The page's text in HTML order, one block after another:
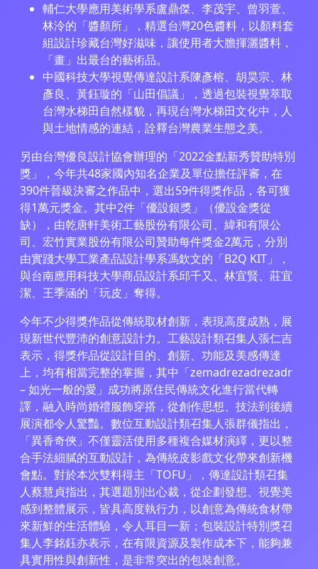
輔仁大學應用美術學系盧鼎傑、李茂宇、曾羽萱、
林泠的「醬顏所」，精選台灣20色醬料，以顏料套
組設計珍藏台灣好滋味，讓使用者大膽揮灑醬料，
「畫」出最台的藝術品。
中國科技大學視覺傳達設計系陳彥榕、胡昊宗、林
彥良、黃鈺璇的「山田倡議」，透過包裝視覺萃取
台灣水梯田自然樣貌，再現台灣水梯田文化中，人
與土地情感的連結，詮釋台灣農業生態之美。
另由台灣優良設計協會辦理的「2022金點新秀贊助特別
獎」，今年共48家國內知名企業及單位擔任評審，在
390件晉級決審之作品中，選出59件得獎作品，各可獲
得1萬元獎金。其中2件「優設銀獎」（優設金獎從
缺），由乾唐軒美術工藝股份有限公司、緯和有限公
司、宏竹實業股份有限公司贊助每件獎金2萬元，分別
由實踐大學工業產品設計學系馮欽文的「B2Q KIT」，
與台南應用科技大學商品設計系邱千又、林宜賢、莊宜
潔、王季涵的「玩皮」奪得。
今年不少得獎作品從傳統取材創新，表現高度成熟，展
現新世代豐沛的創意設計力。工藝設計類召集人張仁吉
表示，得獎作品從設計目的、創新、功能及美感傳達
上，均有相當完整的掌握，其中「zemadrezadrezadr
– 如光一般的愛」成功將原住民傳統文化進行當代轉
譯，融入時尚婚禮服飾穿搭，從創作思想、技法到後續
展演都令人驚豔。數位互動設計類召集人張群儀指出，
「異香奇俠」不僅靈活使用多種複合媒材演繹，更以整
合手法細膩的互動設計，為傳統皮影戲文化帶來創新機
會點。對於本次雙料得主「TOFU」，傳達設計類召集
人蔡慧貞指出，其選題別出心裁，從企劃發想、視覺美
感到整體展示，皆具高度執行力，以創意為傳統食材帶
來新鮮的生活體驗，令人耳目一新；包裝設計特別獎召
集人李銘鈺亦表示，在有限資源及製作成本下，能夠兼
具實用性與創新性，是非常突出的包裝創意。